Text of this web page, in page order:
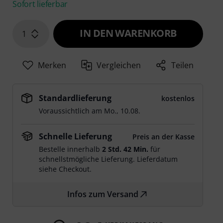
Sofort lieferbar
1 IN DEN WARENKORB
Merken Vergleichen Teilen
Standardlieferung
kostenlos
Voraussichtlich am Mo., 10.08.
Schnelle Lieferung
Preis an der Kasse
Bestelle innerhalb2 Std. 42 Min. für
schnellstmögliche Lieferung. Lieferdatum
siehe Checkout.
Infos zum Versand